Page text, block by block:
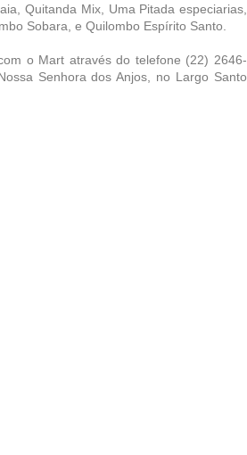
Quitanda Mix, Uma Pitada especiarias,
Sobara, e Quilombo Espírito Santo.
o Mart através do telefone (22) 2646-
Senhora dos Anjos, no Largo Santo